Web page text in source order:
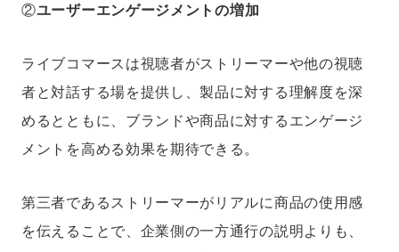
②ユーザーエンゲージメントの増加
ライブコマースは視聴者がストリーマーや他の視聴
者と対話する場を提供し、製品に対する理解度を深
めるとともに、ブランドや商品に対するエンゲージ
メントを高める効果を期待できる。
第三者であるストリーマーがリアルに商品の使用感
を伝えることで、企業側の一方通行の説明よりも、